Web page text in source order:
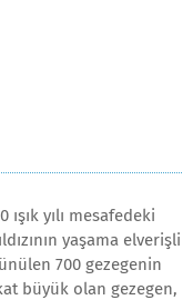
ışık yılı mesafedeki
yaşama elverişli
700 gezegenin
büyük olan gezegen,